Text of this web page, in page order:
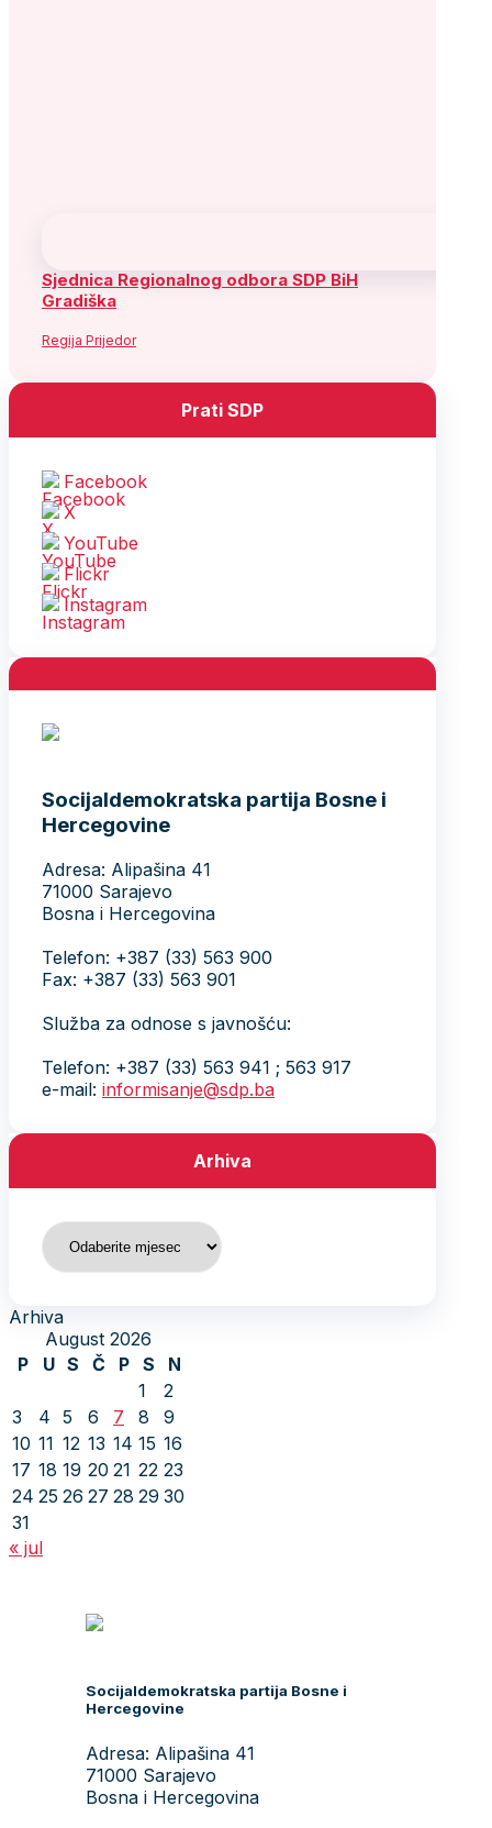
Sjednica Regionalnog odbora SDP BiH
Gradiška
Regija Prijedor
Prati SDP
Facebook
X
YouTube
Flickr
Instagram
Socijaldemokratska partija Bosne i
Hercegovine
Adresa: Alipašina 41
71000 Sarajevo
Bosna i Hercegovina
Telefon: +387 (33) 563 900
Fax: +387 (33) 563 901
Služba za odnose s javnošću:
Telefon: +387 (33) 563 941 ; 563 917
e-mail: informisanje@sdp.ba
Arhiva
Arhiva
Arhiva
August 2026
P
U S Č P S
N
1
2
3
4 5 6 7 8
9
10 11 12 13 14 15 16
17 18 19 20 21 22 23
24 25 26 27 28 29 30
31
« jul
Socijaldemokratska partija Bosne i
Hercegovine
Adresa: Alipašina 41
71000 Sarajevo
Bosna i Hercegovina